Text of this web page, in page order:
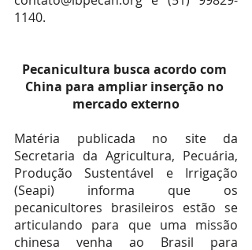
1140.
Pecanicultura busca acordo com
China para ampliar inserção no
mercado externo
Matéria publicada no site da
Secretaria da Agricultura, Pecuária,
Produção Sustentável e Irrigação
(Seapi) informa que os
pecanicultores brasileiros estão se
articulando para que uma missão
chinesa venha ao Brasil para